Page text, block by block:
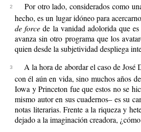
Por otro lado, considerados como
hecho, es un lugar idóneo para
de force de la vanidad adolorida que
avanza sin otro programa que los
quien desde la subjetividad despliega
A la hora de abordar el caso de
con él aún en vida, sino muchos años
Iowa y Princeton fue que estos no se
mismo autor en sus cuadernos– es su
notas literarias. Frente a la riqueza y
dejado a la imaginación creadora,